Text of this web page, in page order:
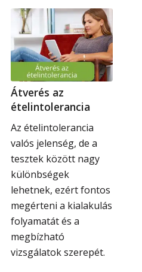
Átverés az
ételintolerancia
Az ételintolerancia
valós jelenség, de a
tesztek között nagy
különbségek
lehetnek, ezért fontos
megérteni a kialakulás
folyamatát és a
megbízható
vizsgálatok szerepét.